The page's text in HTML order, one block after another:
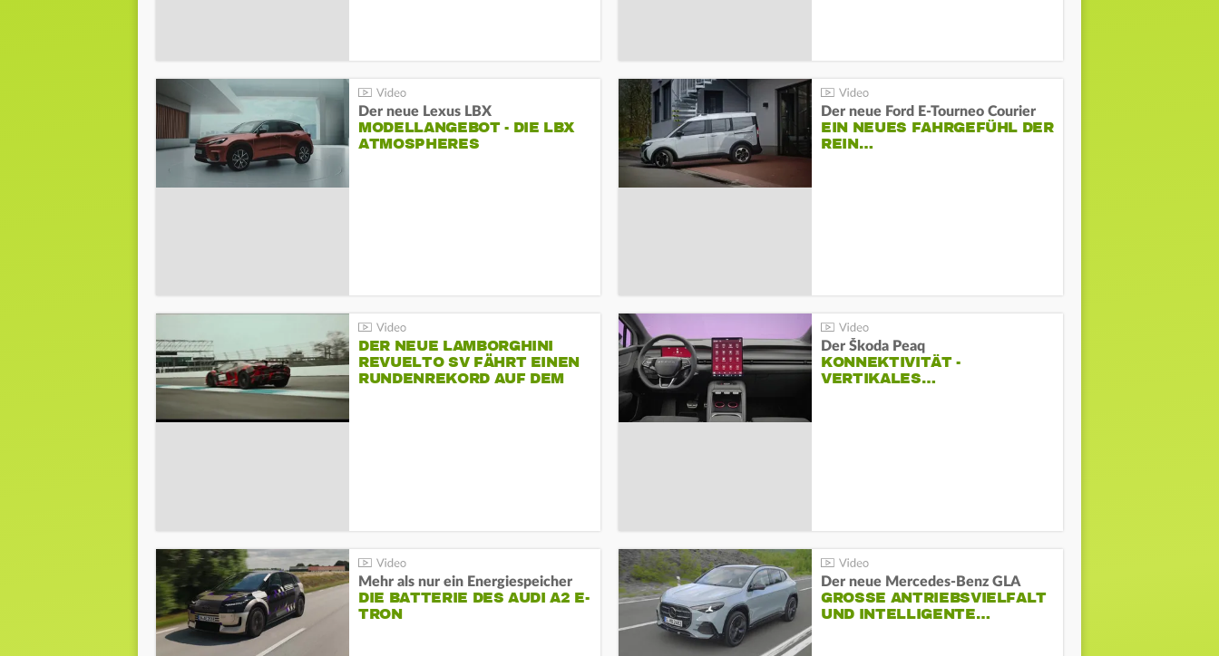
Der neue Lexus LBX
MODELLANGEBOT - DIE LBX
ATMOSPHERES
Der neue Ford E-Tourneo Courier
EIN NEUES FAHRGEFÜHL DER
REIN…
DER NEUE LAMBORGHINI
REVUELTO SV FÄHRT EINEN
RUNDENREKORD AUF DEM
Der Škoda Peaq
KONNEKTIVITÄT -
VERTIKALES…
Mehr als nur ein Energiespeicher
DIE BATTERIE DES AUDI A2 E-
TRON
Der neue Mercedes-Benz GLA
GROSSE ANTRIEBSVIELFALT U
ND INTELLIGENTE…